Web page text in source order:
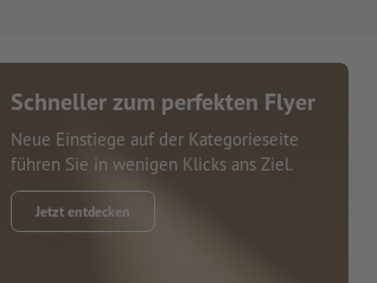
Schneller zum perfekten Flyer
Neue Einstiege auf der Kategorieseite
führen Sie in wenigen Klicks ans Ziel.
Jetzt entdecken